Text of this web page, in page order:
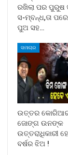
ରଖିଲା ପର ପୁରୁଷ
ସ-ମ୍ବନ୍ଧ,ତା
ପୁଅ ସହ…
ସମାଚାର
ଉତ୍ତର କୋରିଆର
ଜୋଙ୍ଗ ଉନଙ୍କ
ଉତ୍ତରାଧିକାରୀ
ବର୍ଷର ଝିଅ !